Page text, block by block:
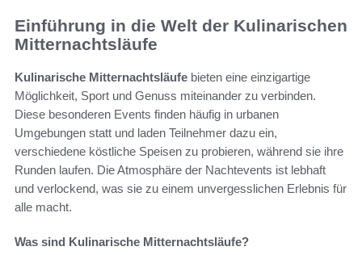
Einführung in die Welt der Kulinarischen
Mitternachtsläufe
Kulinarische Mitternachtsläufe bieten eine einzigartige
Möglichkeit, Sport und Genuss miteinander zu verbinden.
Diese besonderen Events finden häufig in urbanen
Umgebungen statt und laden Teilnehmer dazu ein,
verschiedene köstliche Speisen zu probieren, während sie ihre
Runden laufen. Die Atmosphäre der Nachtevents ist lebhaft
und verlockend, was sie zu einem unvergesslichen Erlebnis für
alle macht.
Was sind Kulinarische Mitternachtsläufe?